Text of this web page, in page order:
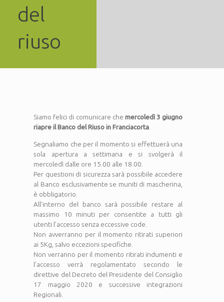
del
riuso
Siamo felici di comunicare che mercoledì 3 giugno
riapre il Banco del Riuso in Franciacorta
Segnaliamo che per il momento si effettuerà una
sola apertura a settimana e si svolgerà il
mercoledì dalle ore 15.00 alle 18.00.
Per questioni di sicurezza sarà possibile accedere
al Banco esclusivamente se muniti di mascherina,
è obbligatorio.
All’interno del banco sarà possibile restare al
massimo 10 minuti per consentite a tutti gli
utenti l’accesso senza eccessive code.
Non avverranno per il momento ritirati superiori
ai 5Kg, salvo eccezioni specifiche.
Non verranno per il momento ritirati indumenti e
l’accesso verrà regolamentato secondo le
direttive del Decreto del Presidente del Consiglio
17 maggio 2020 e successive integrazioni
Regionali.